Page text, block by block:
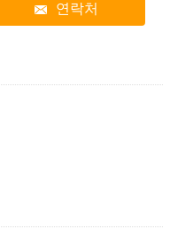
연락처